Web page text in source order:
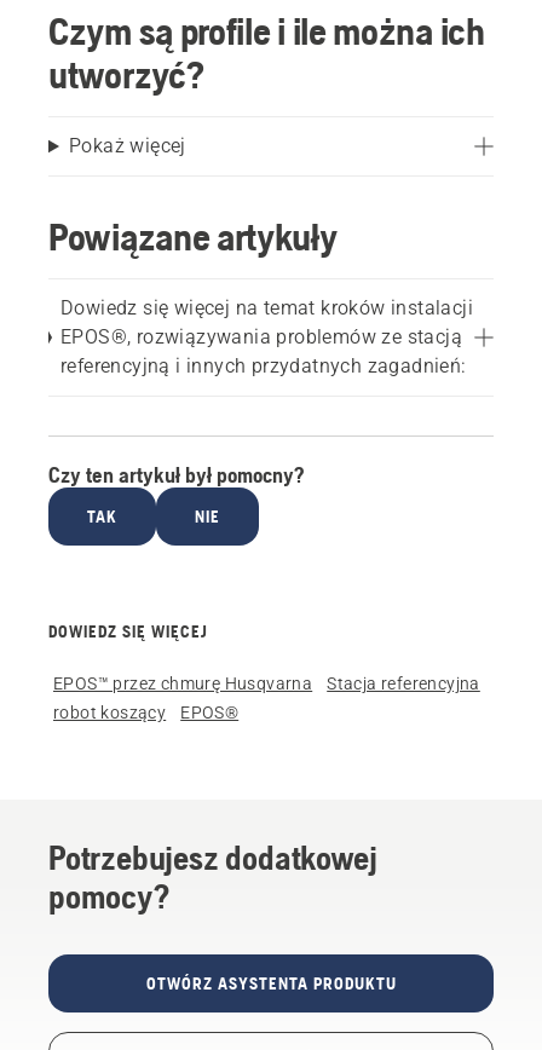
Czym są profile i ile można ich
utworzyć?
Pokaż więcej
Powiązane artykuły
Dowiedz się więcej na temat kroków instalacji
EPOS®, rozwiązywania problemów ze stacją
referencyjną i innych przydatnych zagadnień:
Czy ten artykuł był pomocny?
TAK NIE
DOWIEDZ SIĘ WIĘCEJ
EPOS™ przez chmurę Husqvarna
Stacja referencyjna
robot koszący
EPOS®
Potrzebujesz dodatkowej
pomocy?
OTWÓRZ ASYSTENTA PRODUKTU